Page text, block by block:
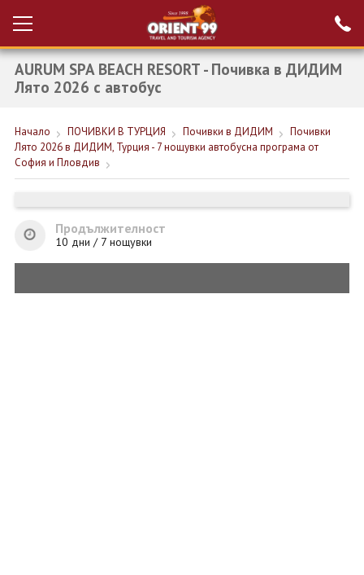
Вход за агенти
Проверка на
НОВА ГОДИНА ТУРЦИЯ
НОВА ГОДИНА
КРУИЗИ
AURUM SPA BEACH RESORT - Почивка в ДИДИМ
Лято 2026 с автобус
Начало ПОЧИВКИ В ТУРЦИЯ Почивки в ДИДИМ
Почивки
Лято 2026 в ДИДИМ, Турция - 7 нощувки автобусна програма от
София и Пловдив
Продължителност
10 дни / 7 нощувки